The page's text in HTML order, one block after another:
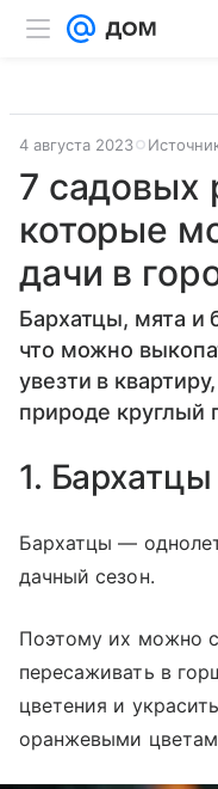
4 августа 2023
7 садовых
которые
дачи в
Бархатцы, мята и
что можно
увезти в
природе круглый
1. Бархатцы
Бархатцы —
дачный сезон.
Поэтому их можно
пересаживать в
цветения и
оранжевыми